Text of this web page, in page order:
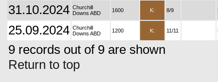
31.10.2024 Churchill
Downs ABD
1600 K: 8/9
25.09.2024 Churchill
Downs ABD
1200 K: 11/11
9 records out of 9 are shown
Return to top